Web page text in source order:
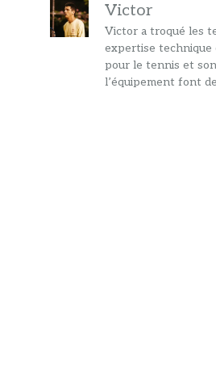
Victor
Victor a troqué les
expertise technique
pour le tennis et
l’équipement font